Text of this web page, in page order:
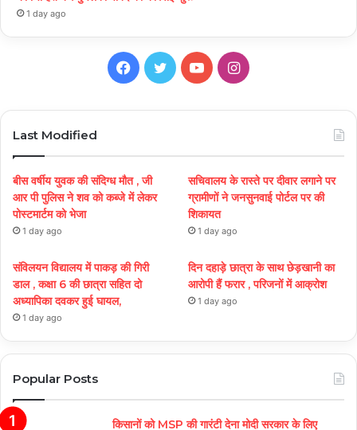
1 day ago
Facebook
TwitterYouTubeInstagram
Last Modified
बीस वर्षीय युवक की संदिग्ध मौत , जी
आर पी पुलिस ने शव को कब्जे में लेकर
पोस्टमार्टम को भेजा
1 day ago
सचिवालय के रास्ते पर दीवार लगाने पर
ग्रामीणों ने जनसुनवाई पोर्टल पर की
शिकायत
1 day ago
संविलयन विद्यालय में पाकड़ की गिरी
डाल , कक्षा 6 की छात्रा सहित दो
अध्यापिका दवकर हुई घायल,
1 day ago
दिन दहाड़े छात्रा के साथ छेड़खानी का
आरोपी हैं फरार , परिजनों में आक्रोश
1 day ago
Popular Posts
किसानों को MSP की गारंटी देना मोदी सरकार के लिए